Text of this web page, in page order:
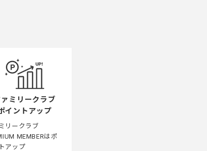
ァミリークラブ
イントアップ
リークラブ
MEMBERはポ
アップ